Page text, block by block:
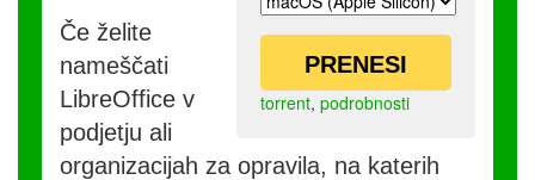
PRENESI
torrent, podrobnosti
Če želite
nameščati
LibreOffice v
podjetju ali
organizacijah za opravila, na katerih